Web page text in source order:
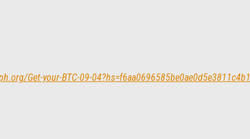
Get-your-BTC-09-